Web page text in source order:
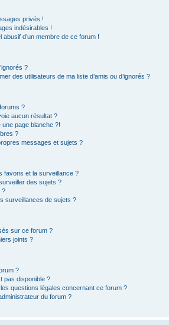
privés !
indésirables !
d’un membre de ce forum !
?
des utilisateurs de ma liste d’amis ou d’ignorés ?
?
aucun résultat ?
page blanche ?!
?
messages et sujets ?
favoris et la surveillance ?
des sujets ?
?
surveillances de sujets ?
sur ce forum ?
joints ?
?
pas disponible ?
questions légales concernant ce forum ?
du forum ?